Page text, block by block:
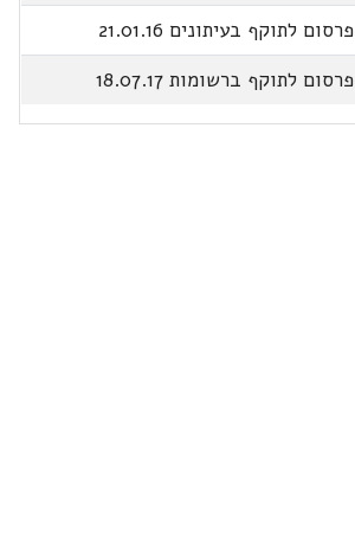
פרסום לתוקף בעיתונים 21.01.16
פרסום לתוקף ברשומות 18.07.17